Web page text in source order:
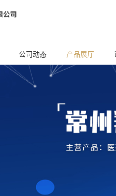
公司动态 产品展厅